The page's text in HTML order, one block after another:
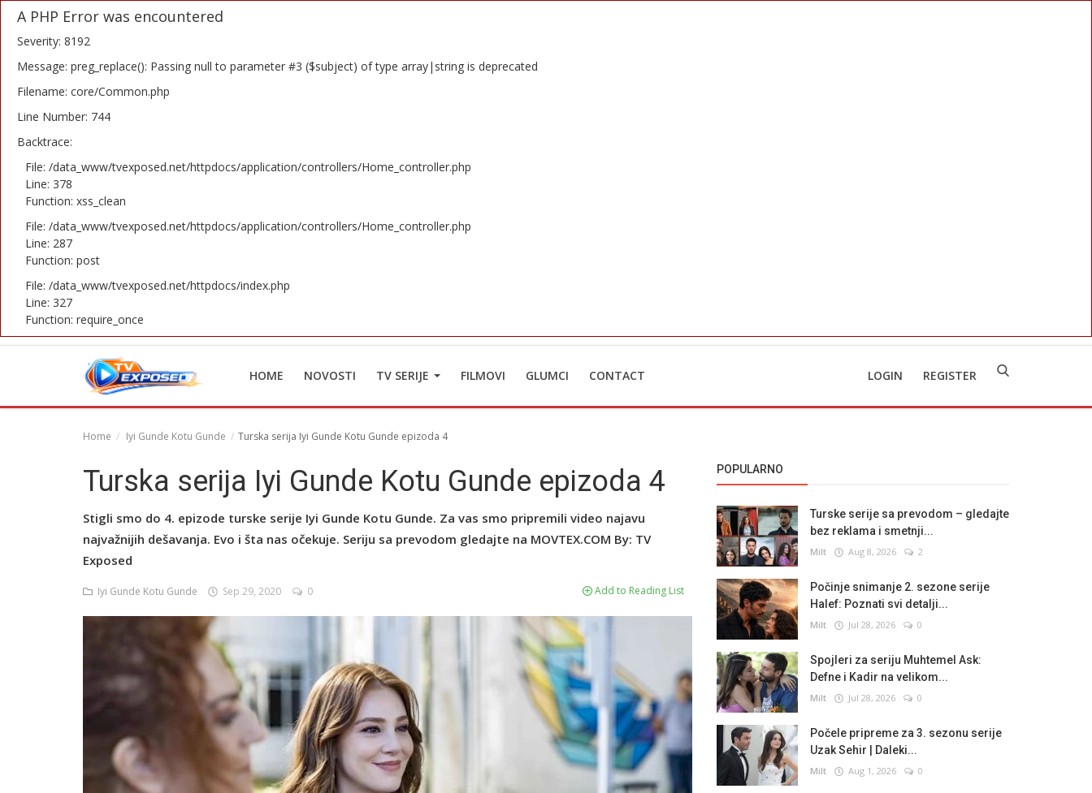
A PHP Error was encountered
Severity: 8192
Message: preg_replace(): Passing null to parameter #3 ($subject) of type array|string is deprecated
Filename: core/Common.php
Line Number: 744
Backtrace:
File: /data_www/tvexposed.net/httpdocs/application/controllers/Home_controller.php
Line: 378
Function: xss_clean
File: /data_www/tvexposed.net/httpdocs/application/controllers/Home_controller.php
Line: 287
Function: post
File: /data_www/tvexposed.net/httpdocs/index.php
Line: 327
Function: require_once
HOME NOVOSTI TV SERIJE FILMOVI GLUMCI CONTACT LOGIN REGISTER
Home
Novosti
TV Serije
Filmovi
Glumci
Contact
Login
English
Home Iyi Gunde Kotu Gunde Turska serija Iyi Gunde Kotu Gunde epizoda 4
Turska serija Iyi Gunde Kotu Gunde epizoda 4
Stigli smo do 4. epizode turske serije Iyi Gunde Kotu Gunde. Za vas smo pripremili video najavu
najvažnijih dešavanja. Evo i šta nas očekuje. Seriju sa prevodom gledajte na MOVTEX.COM By: TV
Exposed
Iyi Gunde Kotu Gunde Sep 29, 2020 0 Add to Reading List
POPULARNO
Turske serije sa prevodom – gledajte
bez reklama i smetnji...
Milt Aug 8, 2026 2
Počinje snimanje 2. sezone serije
Halef: Poznati svi detalji...
Milt Jul 28, 2026 0
Spojleri za seriju Muhtemel Ask:
Defne i Kadir na velikom...
Milt Jul 28, 2026 0
Počele pripreme za 3. sezonu serije
Uzak Sehir | Daleki...
Milt Aug 1, 2026 0